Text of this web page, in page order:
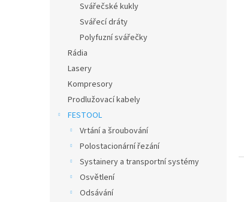
Svářečské kukly
Svářecí dráty
Polyfuzní svářečky
Rádia
Lasery
Kompresory
Prodlužovací kabely
FESTOOL
Vrtání a šroubování
Polostacionární řezání
Systainery a transportní systémy
Osvětlení
Odsávání